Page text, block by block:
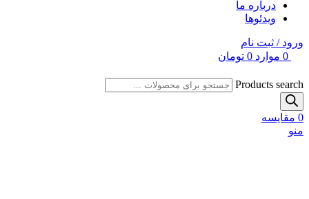
درباره ما
ویدئوها
ورود / ثبت نام
0 موارد 0 تومان
Products search
0 مقایسه
منو